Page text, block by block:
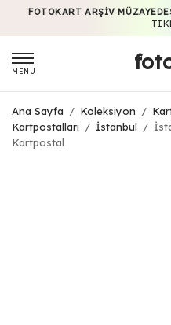
FOTOKART ARŞIV
MENÜ
Ana Sayfa / Koleksiyon /
Kartpostalları
/ İstanbul /
Kartpostal